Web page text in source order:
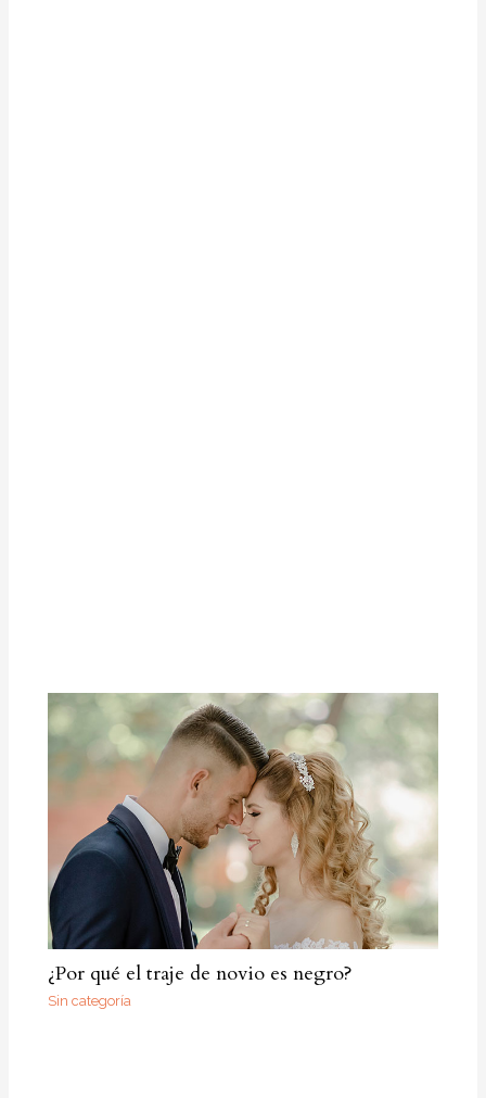
¿Por qué el traje de novio es negro?
Sin categoría